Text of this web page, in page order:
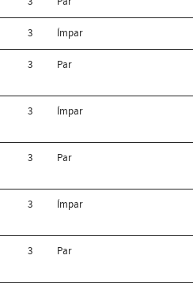
3 Ímpar
3 Par
3 Ímpar
3 Par
3 Ímpar
3 Par